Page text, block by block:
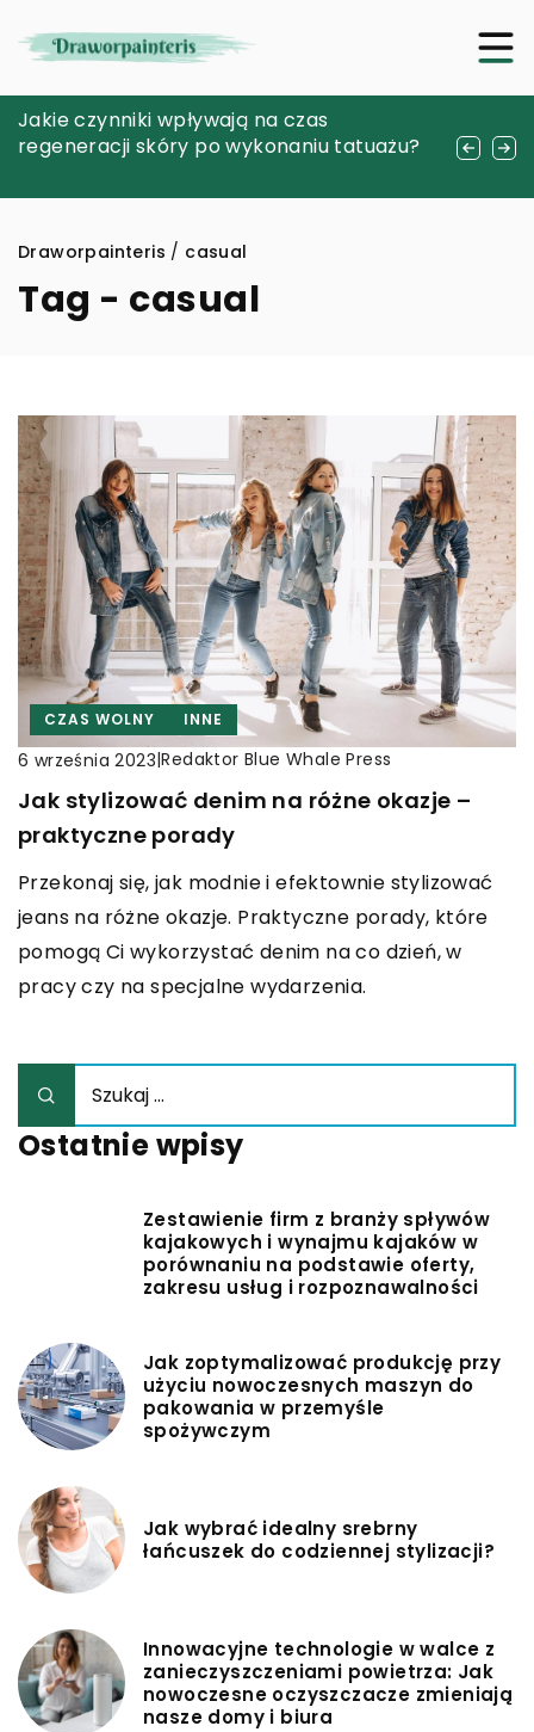
Jak nowoczesne technologie
telekomunikacyjne mogą zwiększyć
Jakie czynniki wpływają na czas
regeneracji skóry po wykonaniu tatuażu?
Wypożyczalnia namiotów: Wygodne
rozwiązanie dla miłośników kempingu
Draworpainteris / casual
Tag - casual
CZAS WOLNY INNE
6 września 2023|Redaktor Blue Whale Press
Jak stylizować denim na różne okazje –
praktyczne porady
Przekonaj się, jak modnie i efektownie stylizować
jeans na różne okazje. Praktyczne porady, które
pomogą Ci wykorzystać denim na co dzień, w
pracy czy na specjalne wydarzenia.
Ostatnie wpisy
Zestawienie firm z branży spływów
kajakowych i wynajmu kajaków w
porównaniu na podstawie oferty,
zakresu usług i rozpoznawalności
Jak zoptymalizować produkcję przy
użyciu nowoczesnych maszyn do
pakowania w przemyśle
spożywczym
Jak wybrać idealny srebrny
łańcuszek do codziennej stylizacji?
Innowacyjne technologie w walce z
zanieczyszczeniami powietrza: Jak
nowoczesne oczyszczacze zmieniają
nasze domy i biura